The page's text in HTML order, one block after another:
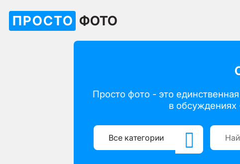
ПРОСТО ФОТО
Просто фото - это
в обсуждениях
Все категории 